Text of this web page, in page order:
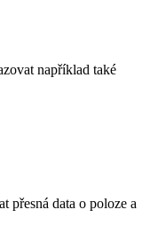
například také
přesná data o poloze a